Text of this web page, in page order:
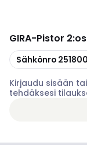
GIRA-Pistor
Kopioi
Sähkönro
Kirjaudu sisään
tehdäksesi